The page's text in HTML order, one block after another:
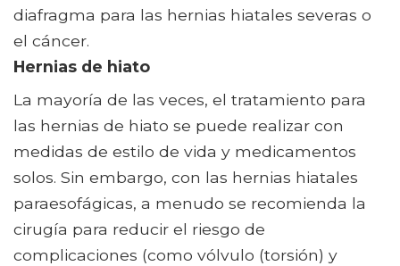
diafragma para las hernias hiatales severas o
el cáncer.
Hernias de hiato
La mayoría de las veces, el tratamiento para
las hernias de hiato se puede realizar con
medidas de estilo de vida y medicamentos
solos. Sin embargo, con las hernias hiatales
paraesofágicas, a menudo se recomienda la
cirugía para reducir el riesgo de
complicaciones (como vólvulo (torsión) y